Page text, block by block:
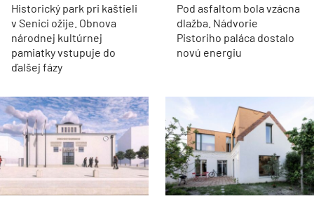
Historický park pri kaštieli
v Senici ožije. Obnova
národnej kultúrnej
pamiatky vstupuje do
ďalšej fázy
Pod asfaltom bola vzácna
dlažba. Nádvorie
Pistoriho paláca dostalo
novú energiu